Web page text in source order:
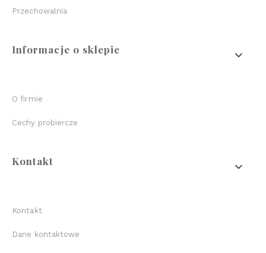
Przechowalnia
Informacje o sklepie
O firmie
Cechy probiercze
Kontakt
Kontakt
Dane kontaktowe